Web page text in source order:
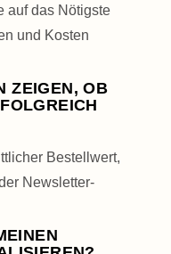
auf das Nötigste
und Kosten
ZEIGEN, OB
Bestellwert,
Newsletter-